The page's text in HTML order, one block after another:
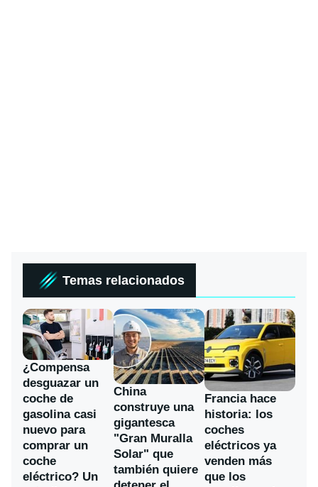
Temas relacionados
¿Compensa
desguazar un
coche de
gasolina casi
nuevo para
comprar un
coche
eléctrico? Un
China
construye una
gigantesca
"Gran Muralla
Solar" que
también quiere
Francia hace
historia: los
coches
eléctricos ya
venden más
que los